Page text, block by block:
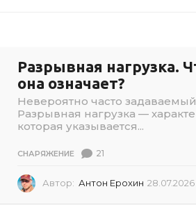
Разрывная нагрузка.
она означает?
Невероятно часто
Разрывная нагрузка —
которая указывается...
СНАРЯЖЕНИЕ 21
Автор: Антон Ерохин 28.07.2026